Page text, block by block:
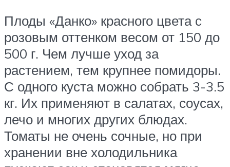
Плоды «Данко» красного цвета с
розовым оттенком весом от 150 до
500 г. Чем лучше уход за
растением, тем крупнее помидоры.
С одного куста можно собрать 3-3.5
кг. Их применяют в салатах, соусах,
лечо и многих других блюдах.
Томаты не очень сочные, но при
хранении вне холодильника